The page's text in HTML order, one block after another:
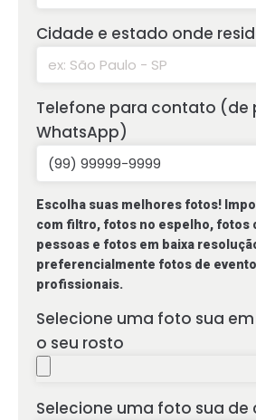
Cidade e estado onde
Telefone para contato (de
WhatsApp)
Escolha suas melhores fotos!
com filtro, fotos no espelho, fotos
pessoas e fotos em baixa
preferencialmente fotos de
profissionais.
Selecione uma foto sua
o seu rosto
Selecione uma foto sua de